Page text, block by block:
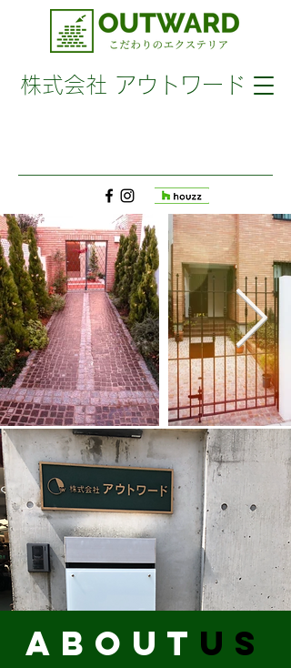
​株式会社 アウトワード
about us